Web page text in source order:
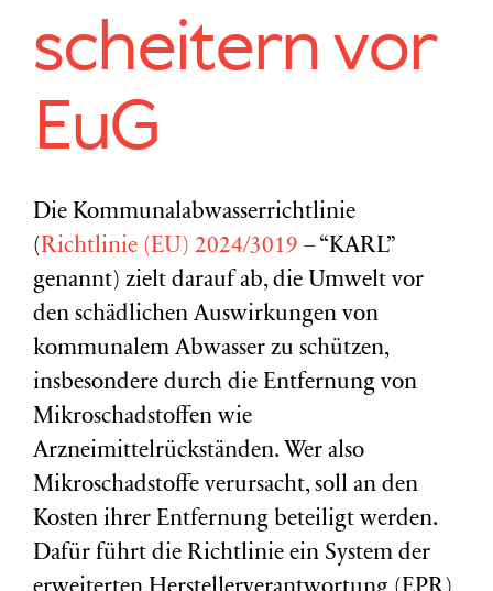
scheitern vor
EuG
Die Kommunalabwasserrichtlinie
(Richtlinie (EU) 2024/3019 – “KARL”
genannt) zielt darauf ab, die Umwelt vor
den schädlichen Auswirkungen von
kommunalem Abwasser zu schützen,
insbesondere durch die Entfernung von
Mikroschadstoffen wie
Arzneimittelrückständen. Wer also
Mikroschadstoffe verursacht, soll an den
Kosten ihrer Entfernung beteiligt werden.
Dafür führt die Richtlinie ein System der